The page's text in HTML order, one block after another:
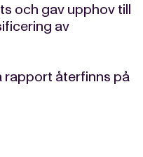
och gav upphov till
av
rapport återfinns på